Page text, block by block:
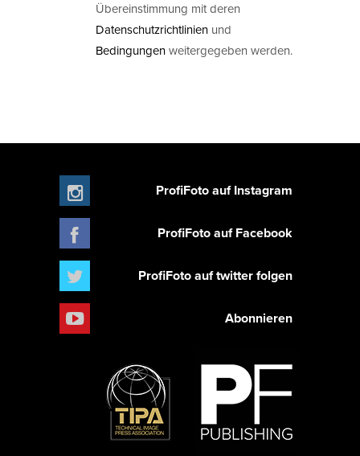
Übereinstimmung mit deren
Datenschutzrichtlinien und
Bedingungenweitergegeben werden.
ProfiFoto auf Instagram
ProfiFoto auf Facebook
ProfiFoto auf twitter folgen
Abonnieren